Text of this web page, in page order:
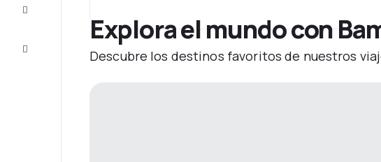
Explora el mundo con
Descubre los destinos favoritos de nuestros